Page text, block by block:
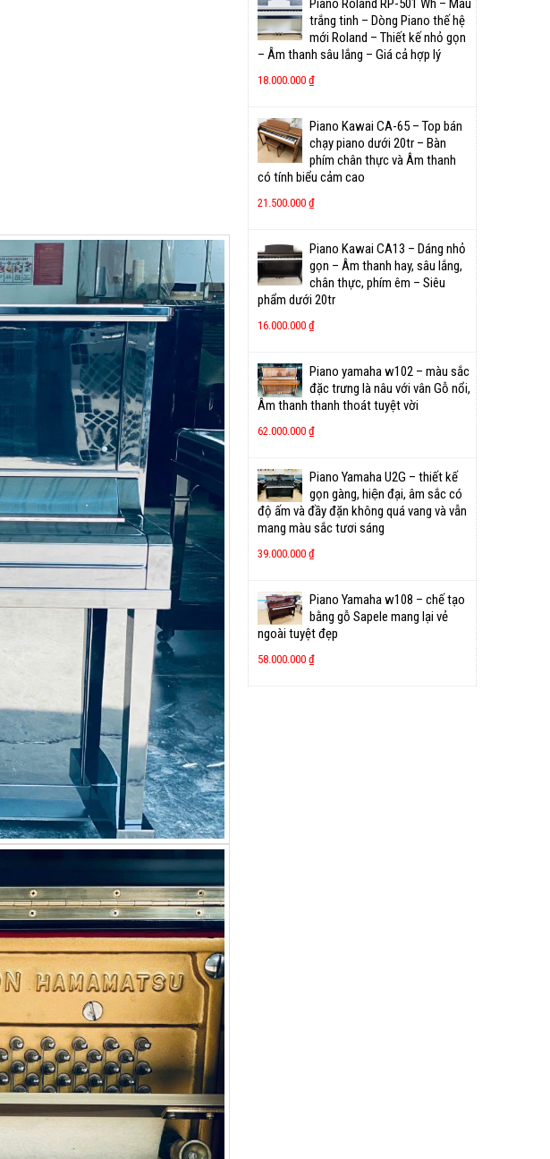
Piano Roland RP-501 Wh – Màu
trắng tinh – Dòng Piano thế hệ
mới Roland – Thiết kế nhỏ gọn
– Âm thanh sâu lắng – Giá cả hợp lý
18.000.000 ₫
Piano Kawai CA-65 – Top bán
chạy piano dưới 20tr – Bàn
phím chân thực và Âm thanh
có tính biểu cảm cao
21.500.000 ₫
Piano Kawai CA13 – Dáng nhỏ
gọn – Âm thanh hay, sâu lắng,
chân thực, phím êm – Siêu
phẩm dưới 20tr
16.000.000 ₫
Piano yamaha w102 – màu sắc
đặc trưng là nâu với vân Gỗ nổi,
Âm thanh thanh thoát tuyệt vời
62.000.000 ₫
Piano Yamaha U2G – thiết kế
gọn gàng, hiện đại, âm sắc có
độ ấm và đầy đặn không quá vang và vẫn
mang màu sắc tươi sáng
39.000.000 ₫
Piano Yamaha w108 – chế tạo
bằng gỗ Sapele mang lại vẻ
ngoài tuyệt đẹp
58.000.000 ₫